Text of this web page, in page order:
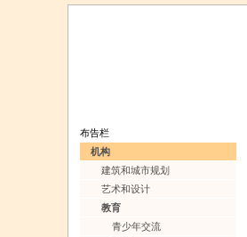
布告栏
机构
建筑和城市规划
艺术和设计
教育
青少年交流